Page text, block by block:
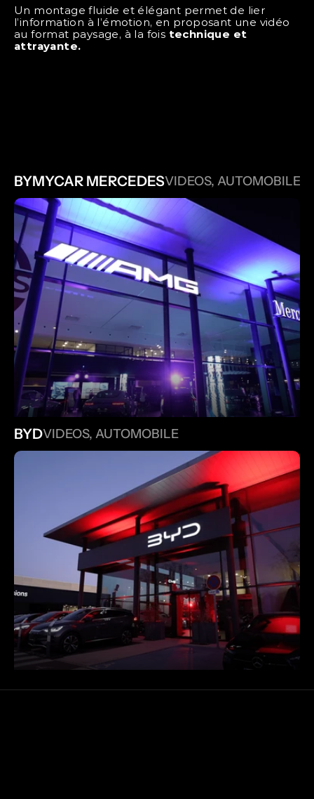
Un montage fluide et élégant permet de lier
l’information à l’émotion, en proposant une vidéo
au format paysage, à la fois technique et
attrayante.
BYMYCAR MERCEDESVIDEOS, AUTOMOBILE
BYDVIDEOS, AUTOMOBILE